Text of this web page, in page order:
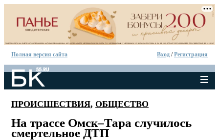
Полная версия сайта Вход /Регистрация
ПРОИСШЕСТВИЯ, ОБЩЕСТВО
На трассе Омск–Тара случилось
смертельное ДТП